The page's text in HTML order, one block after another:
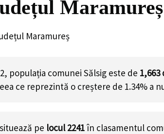
Maramureș
Maramureș
populația comunei Sălsig este de 1,663
ce reprezintă o creștere de 1.34% a
pe locul 2241în clasamentul